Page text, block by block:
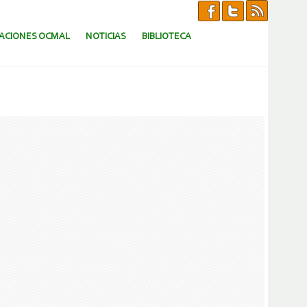
OCMAL NOTICIAS BIBLIOTECA